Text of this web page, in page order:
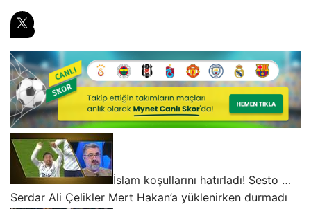
İslam koşullarını hatırladı! Sesto …
Serdar Ali Çelikler Mert Hakan’a yüklenirken durmadı